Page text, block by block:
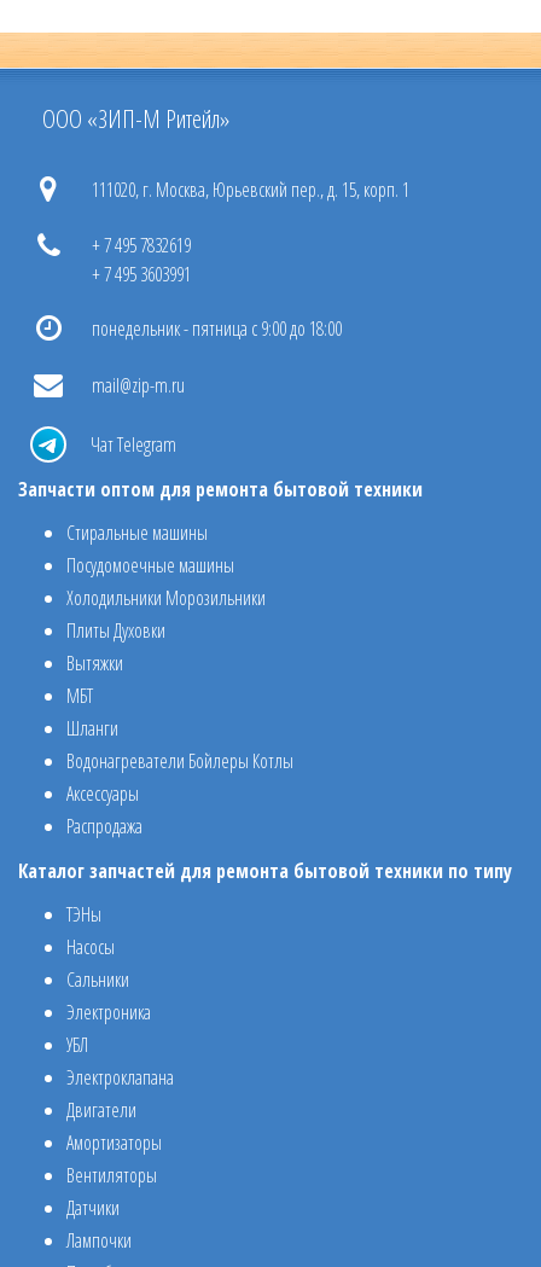
ООО «ЗИП-М Ритейл»
111020, г. Москва, Юрьевский пер., д. 15, корп. 1
+ 7 495 7832619
+ 7 495 3603991
понедельник - пятница с 9:00 до 18:00
mail@zip-m.ru
Чат Telegram
Запчасти оптом для ремонта бытовой техники
Стиральные машины
Посудомоечные машины
Холодильники Морозильники
Плиты Духовки
Вытяжки
МБТ
Шланги
Водонагреватели Бойлеры Котлы
Аксессуары
Распродажа
Каталог запчастей для ремонта бытовой техники по типу
ТЭНы
Насосы
Сальники
Электроника
УБЛ
Электроклапана
Двигатели
Амортизаторы
Вентиляторы
Датчики
Лампочки